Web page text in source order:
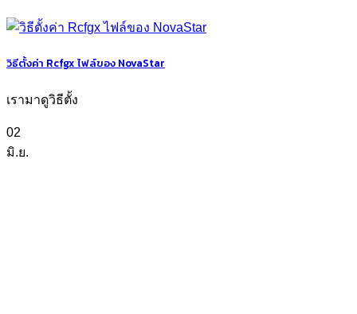
วิธีตั้งค่า Rcfgx ไฟล์ของ NovaStar
เรามาดูวิธีตั้ง
02
มิ.ย.